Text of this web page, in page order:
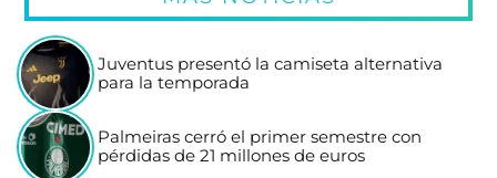
Juventus presentó la camiseta alternativa
para la temporada
Palmeiras cerró el primer semestre con
pérdidas de 21 millones de euros